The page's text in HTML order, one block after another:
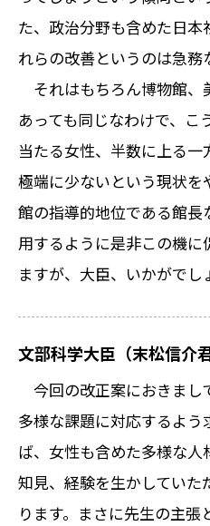
た、政治分野も含めた日
れらの改善というのは急務
それはもちろん博物館、
あっても同じなわけで、こ
当たる女性、半数に上る
極端に少ないという現状
館の指導的地位である館
用するように是非この機
ますが、大臣、いかがでし
文部科学大臣（末松信介君
今回の改正案におきまし
多様な課題に対応するよ
ば、女性も含めた多様な
知見、経験を生かしていた
ります。まさに先生の主張